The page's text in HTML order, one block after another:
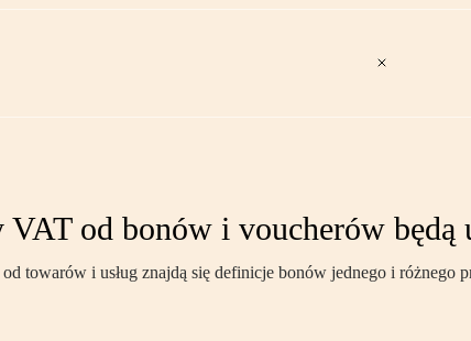
od bonów i voucherów będą
towarów i usług znajdą się definicje bonów jednego i różnego